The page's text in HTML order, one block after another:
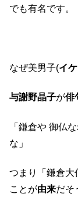
でも有名です。
なぜ美男子(イ
与謝野晶子が俳
「鎌倉や 御仏
な」
つまり「鎌倉大
ことが由来だそ